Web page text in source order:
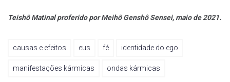
Teishô Matinal proferido por Meihô Genshô Sensei, maio de 2021.
causas e efeitos eus fé identidade do ego
manifestações kármicas ondas kármicas